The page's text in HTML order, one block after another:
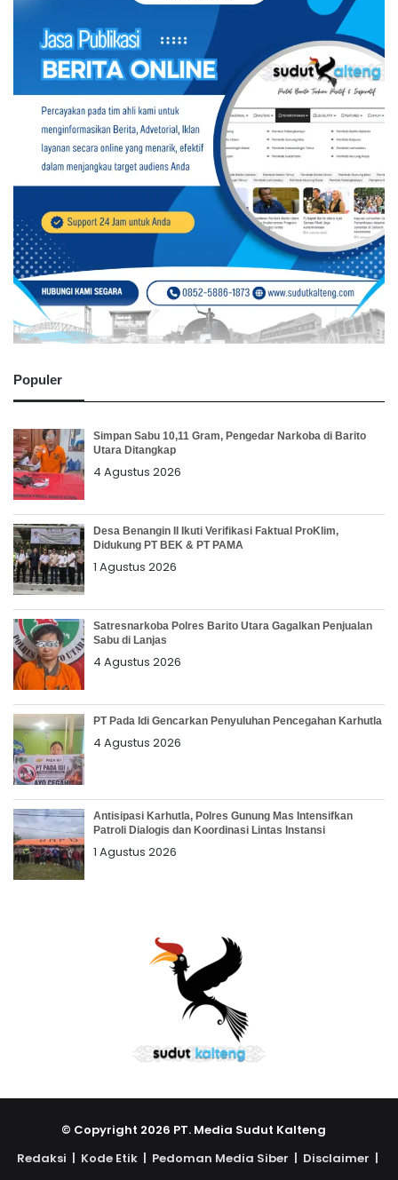
Populer
Simpan Sabu 10,11 Gram, Pengedar Narkoba di Barito
Utara Ditangkap
4 Agustus 2026
Desa Benangin II Ikuti Verifikasi Faktual ProKlim,
Didukung PT BEK & PT PAMA
1 Agustus 2026
Satresnarkoba Polres Barito Utara Gagalkan Penjualan
Sabu di Lanjas
4 Agustus 2026
PT Pada Idi Gencarkan Penyuluhan Pencegahan Karhutla
4 Agustus 2026
Antisipasi Karhutla, Polres Gunung Mas Intensifkan
Patroli Dialogis dan Koordinasi Lintas Instansi
1 Agustus 2026
© Copyright 2026 PT. Media Sudut Kalteng
Redaksi | Kode Etik | Pedoman Media Siber | Disclaimer |